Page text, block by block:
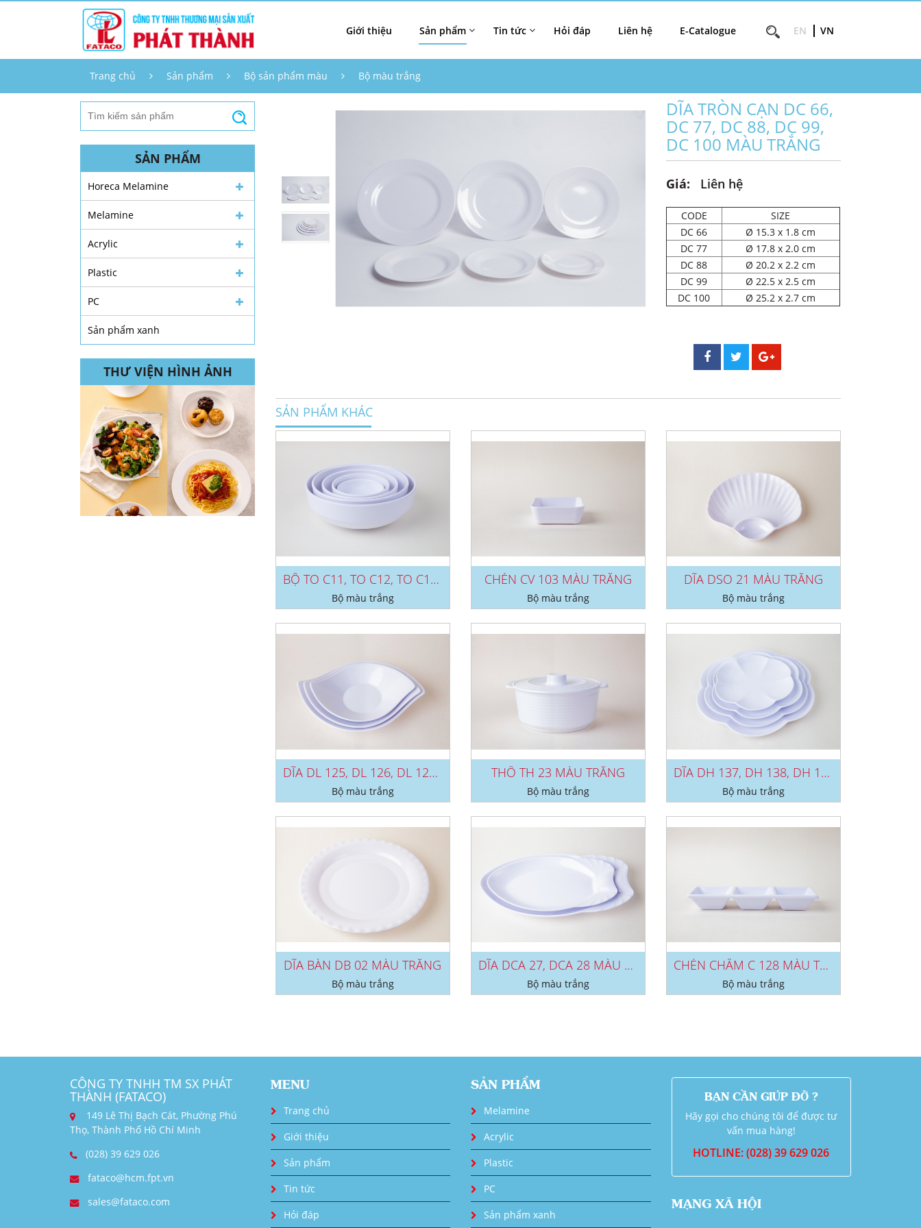
Giới thiệu Sản phẩm Tin tức Hỏi đáp Liên hệ E-Catalogue EN VN
Trang chủ Sản phẩm Bộ sản phẩm màu Bộ màu trắng
SẢN PHẨM
Horeca Melamine
Melamine
Acrylic
Plastic
PC
Sản phẩm xanh
THƯ VIỆN HÌNH ẢNH
DĨA TRÒN CẠN DC 66,
DC 77, DC 88, DC 99,
DC 100 MÀU TRẮNG
Giá: Liên hệ
CODE
SIZE
DC 66
Ø 15.3 x 1.8 cm
DC 77
Ø 17.8 x 2.0 cm
DC 88
Ø 20.2 x 2.2 cm
DC 99
Ø 22.5 x 2.5 cm
DC 100
Ø 25.2 x 2.7 cm
SẢN PHẨM KHÁC
BỘ TO C11, TO C12, TO C13, TO...
Bộ màu trắng
CHÉN CV 103 MÀU TRẮNG
Bộ màu trắng
DĨA DSO 21 MÀU TRẮNG
Bộ màu trắng
DĨA DL 125, DL 126, DL 127 MÀU...
Bộ màu trắng
THỐ TH 23 MÀU TRẮNG
Bộ màu trắng
DĨA DH 137, DH 138, DH 139, DH...
Bộ màu trắng
DĨA BÀN DB 02 MÀU TRẮNG
Bộ màu trắng
DĨA DCA 27, DCA 28 MÀU TRẮNG
Bộ màu trắng
CHÉN CHẤM C 128 MÀU TRẮNG
Bộ màu trắng
CÔNG TY TNHH TM SX PHÁT
THÀNH (FATACO)
149 Lê Thị Bạch Cát, Phường Phú
Thọ, Thành Phố Hồ Chí Minh
(028) 39 629 026
fataco@hcm.fpt.vn
sales@fataco.com
MENU
Trang chủ
Giới thiệu
Sản phẩm
Tin tức
Hỏi đáp
SẢN PHẨM
Melamine
Acrylic
Plastic
PC
Sản phẩm xanh
BẠN CẦN GIÚP ĐỠ ?
Hãy gọi cho chúng tôi để được tư
vấn mua hàng!
HOTLINE: (028) 39 629 026
MẠNG XÃ HỘI